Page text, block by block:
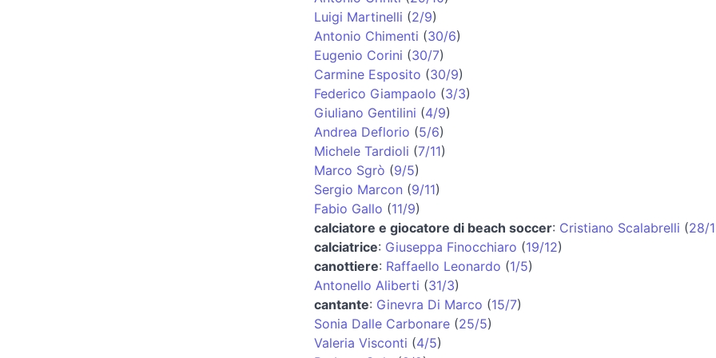
Luigi Martinelli (2/9)
Antonio Chimenti (30/6)
Eugenio Corini (30/7)
Carmine Esposito (30/9)
Federico Giampaolo (3/3)
Giuliano Gentilini (4/9)
Andrea Deflorio (5/6)
Michele Tardioli (7/11)
Marco Sgrò (9/5)
Sergio Marcon (9/11)
Fabio Gallo (11/9)
calciatore e giocatore di beach soccer: Cristiano Scalabrelli (28/
calciatrice: Giuseppa Finocchiaro (19/12)
canottiere: Raffaello Leonardo (1/5)
Antonello Aliberti (31/3)
cantante: Ginevra Di Marco (15/7)
Sonia Dalle Carbonare (25/5)
Valeria Visconti (4/5)